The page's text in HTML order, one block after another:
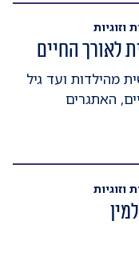
לאורך החיים
מהילדות ועד גיל
האתגרים